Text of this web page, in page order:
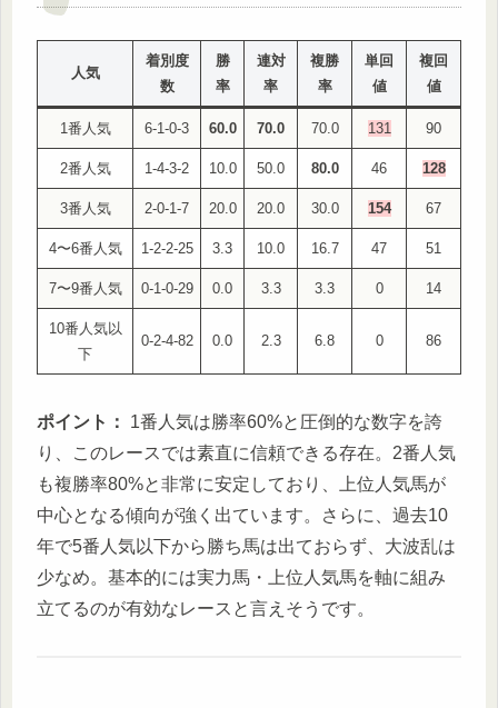
人気
着別度
数
勝
率
連対
率
複勝
率
単回
値
複回
値
1番人気 6-1-0-3 60.0 70.0 70.0 131 90
2番人気 1-4-3-2 10.0 50.0 80.0 46 128
3番人気 2-0-1-7 20.0 20.0 30.0 154 67
4〜6番人気 1-2-2-25 3.3 10.0 16.7 47 51
7〜9番人気 0-1-0-29 0.0 3.3 3.3 0 14
10番人気以
下
0-2-4-82 0.0 2.3 6.8 0 86
ポイント：
1番人気は勝率60%と圧倒的な数字を誇
り、このレースでは素直に信頼できる存在。2番人気
も複勝率80%と非常に安定しており、上位人気馬が
中心となる傾向が強く出ています。さらに、過去10
年で5番人気以下から勝ち馬は出ておらず、大波乱は
少なめ。基本的には実力馬・上位人気馬を軸に組み
立てるのが有効なレースと言えそうです。